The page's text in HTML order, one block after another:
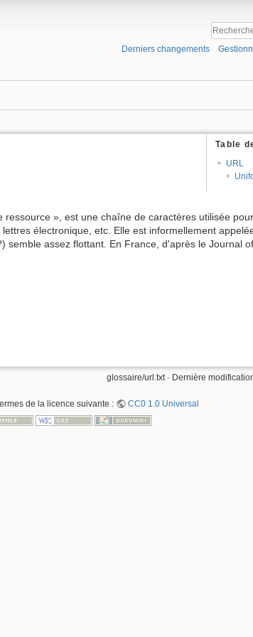
Derniers changements
Table
URL
», est une chaîne de caractères utilisée
électronique, etc. Elle est informellement
semble assez flottant. En France, d'après le Journal
glossaire/url.txt· Dernière
de la licence suivante : CC0 1.0 Universal